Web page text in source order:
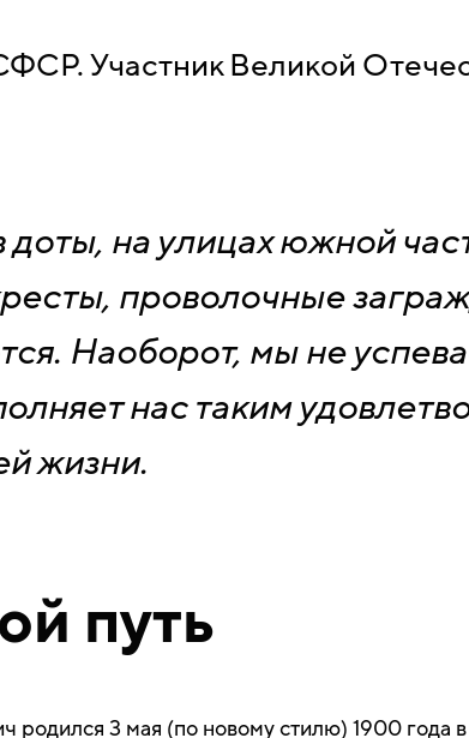
Участник Великой
на улицах южной
проволочные
Наоборот, мы не
нас таким
жизни.
путь
3 мая (по новому стилю) 1900 года